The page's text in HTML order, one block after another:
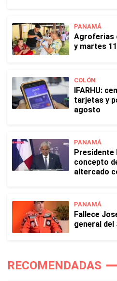
PANAMÁ
Agroferias
y martes
COLÓN
IFARHU:
tarjetas y
agosto
PANAMÁ
Presidente
concepto
altercado
PANAMÁ
Fallece
general del
RECOMENDADAS